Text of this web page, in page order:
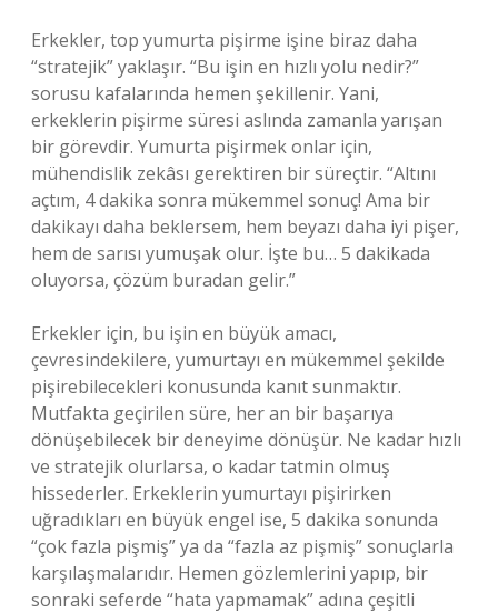
Erkekler, top yumurta pişirme işine biraz daha
“stratejik” yaklaşır. “Bu işin en hızlı yolu nedir?”
sorusu kafalarında hemen şekillenir. Yani,
erkeklerin pişirme süresi aslında zamanla yarışan
bir görevdir. Yumurta pişirmek onlar için,
mühendislik zekâsı gerektiren bir süreçtir. “Altını
açtım, 4 dakika sonra mükemmel sonuç! Ama bir
dakikayı daha beklersem, hem beyazı daha iyi pişer,
hem de sarısı yumuşak olur. İşte bu… 5 dakikada
oluyorsa, çözüm buradan gelir.”
Erkekler için, bu işin en büyük amacı,
çevresindekilere, yumurtayı en mükemmel şekilde
pişirebilecekleri konusunda kanıt sunmaktır.
Mutfakta geçirilen süre, her an bir başarıya
dönüşebilecek bir deneyime dönüşür. Ne kadar hızlı
ve stratejik olurlarsa, o kadar tatmin olmuş
hissederler. Erkeklerin yumurtayı pişirirken
uğradıkları en büyük engel ise, 5 dakika sonunda
“çok fazla pişmiş” ya da “fazla az pişmiş” sonuçlarla
karşılaşmalarıdır. Hemen gözlemlerini yapıp, bir
sonraki seferde “hata yapmamak” adına çeşitli